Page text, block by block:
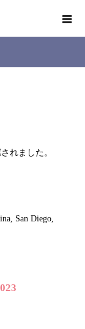
れました。
San Diego,